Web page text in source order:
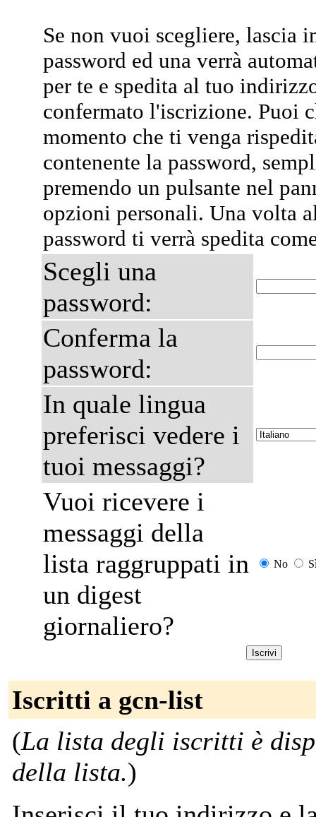
Se non vuoi scegliere, lascia
password ed una verrà
per te e spedita al tuo
confermato l'iscrizione. Puoi
momento che ti venga
contenente la password,
premendo un pulsante nel
opzioni personali. Una volta
password ti verrà spedita
Scegli una
password:
Conferma la
password:
In quale lingua
preferisci vedere i
tuoi messaggi?
Vuoi ricevere i
messaggi della
lista raggruppati in
un digest
giornaliero?
No
Iscritti a gcn-list
(La lista degli iscritti è
della lista.)